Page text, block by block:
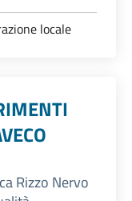
locale
Rizzo Nervo